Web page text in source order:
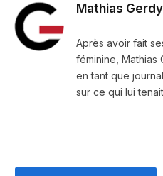
Mathias Gerdy
Après avoir fait
féminine, Mathias
en tant que
sur ce qui lui